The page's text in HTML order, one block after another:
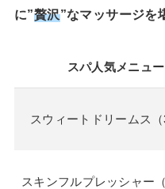
に”贅沢”なマッサージを
スパ人気メニュー
スウィートドリームス（
スキンフルプレッシャー